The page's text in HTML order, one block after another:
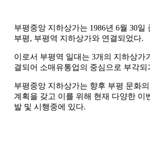
부평중앙 지하상가는 1986년 6월 30일
부평, 부평역 지하상가와 연결되었다.
이로서 부평역 일대는 3개의 지하상가
결되어 소매유통업의 중심으로 부각되
부평중앙 지하상가는 향후 부평 문화
계획을 갖고 이를 위해 현재 다양한 이
발 및 시행중에 있다.